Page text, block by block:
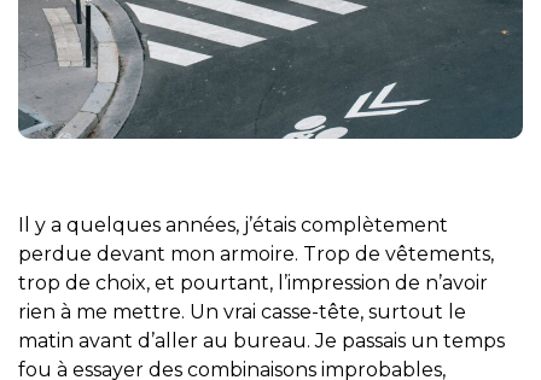
Il y a quelques années, j’étais complètement
perdue devant mon armoire. Trop de vêtements,
trop de choix, et pourtant, l’impression de n’avoir
rien à me mettre. Un vrai casse-tête, surtout le
matin avant d’aller au bureau. Je passais un temps
fou à essayer des combinaisons improbables,